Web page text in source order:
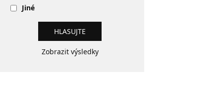
Jiné
Zobrazit výsledky